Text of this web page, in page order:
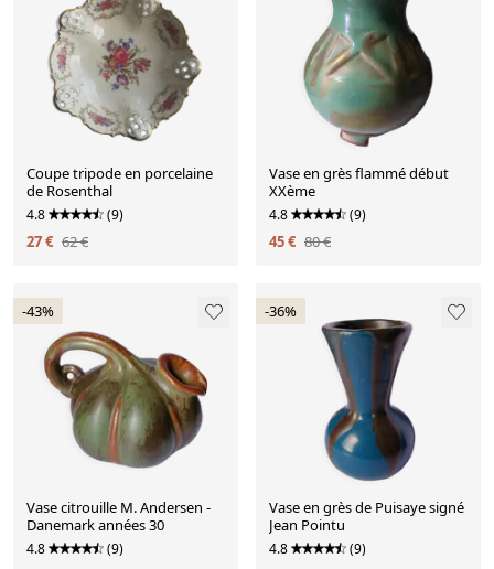
Coupe tripode en porcelaine
de Rosenthal
4.8 (9)
27 € 62 €
Vase en grès flammé début
XXème
4.8 (9)
45 € 80 €
-43%
Vase citrouille M. Andersen -
Danemark années 30
4.8 (9)
-36%
Vase en grès de Puisaye signé
Jean Pointu
4.8 (9)